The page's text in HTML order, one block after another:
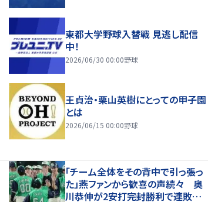
東都大学野球入替戦 見逃し配信
中！
2026/06/30 00:00野球
王貞治・栗山英樹にとっての甲子園
とは
2026/06/15 00:00野球
「チーム全体をその背中で引っ張っ
た」燕ファンから歓喜の声続々 奥
川恭伸が2安打完封勝利で連敗スト